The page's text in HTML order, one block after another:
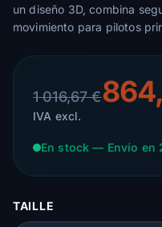
un diseño 3D, combina
movimiento para pilotos
1 016,67 €
IVA excl.
En stock — Envío en
TAILLE